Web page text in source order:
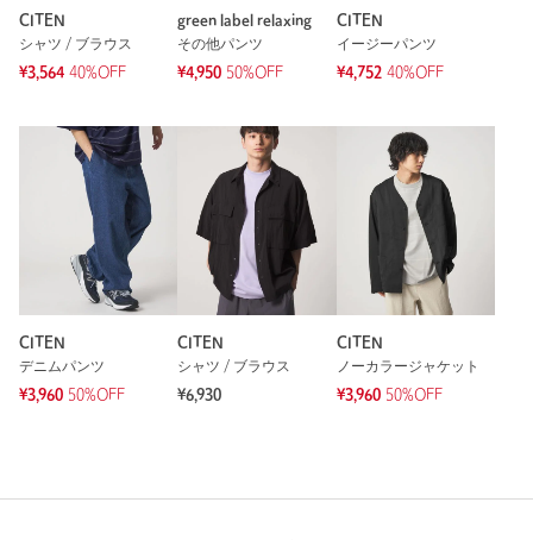
CITEN
シャツ / ブラウス
¥3,564 40%OFF
green label relaxing
その他パンツ
¥4,950 50%OFF
CITEN
イージーパンツ
¥4,752 40%OFF
CITEN
デニムパンツ
¥3,960 50%OFF
CITEN
シャツ / ブラウス
¥6,930
CITEN
ノーカラージャケット
¥3,960 50%OFF